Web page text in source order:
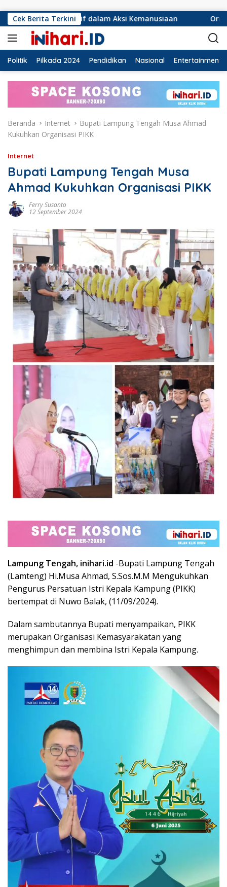
Cek Berita Terkini
dalam Aksi Kemanusiaan Ormas Laskar Lampung
Politik Pilkada 2024 Pendidikan Nasional Entertainment
Beranda Internet
Bupati Lampung Tengah Musa Ahmad
Kukuhkan Organisasi PIKK
Internet
Bupati Lampung Tengah Musa
Ahmad Kukuhkan Organisasi PIKK
Ferry Susanto
12 September 2024
Lampung Tengah, inihari.id -Bupati Lampung Tengah
(Lamteng) Hi.Musa Ahmad, S.Sos.M.M Mengukuhkan
Pengurus Persatuan Istri Kepala Kampung (PIKK)
bertempat di Nuwo Balak, (11/09/2024).
Dalam sambutannya Bupati menyampaikan, PIKK
merupakan Organisasi Kemasyarakatan yang
menghimpun dan membina Istri Kepala Kampung.